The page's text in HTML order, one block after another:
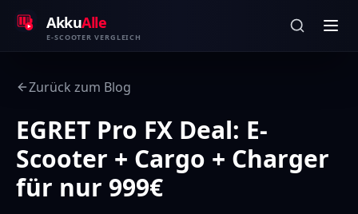
AkkuAlle
E-SCOOTER VERGLEICH
Zurück zum Blog
EGRET Pro FX Deal: E-
Scooter + Cargo + Charger
für nur 999€